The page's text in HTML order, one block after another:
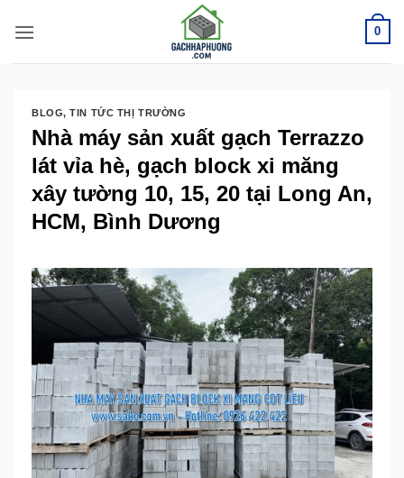
qua
nội
0
BLOG,TIN TỨC THỊ TRƯỜNG
Nhà máy sản xuất gạch Terrazzo
lát vỉa hè, gạch block xi măng
xây tường 10, 15, 20 tại Long An,
HCM, Bình Dương